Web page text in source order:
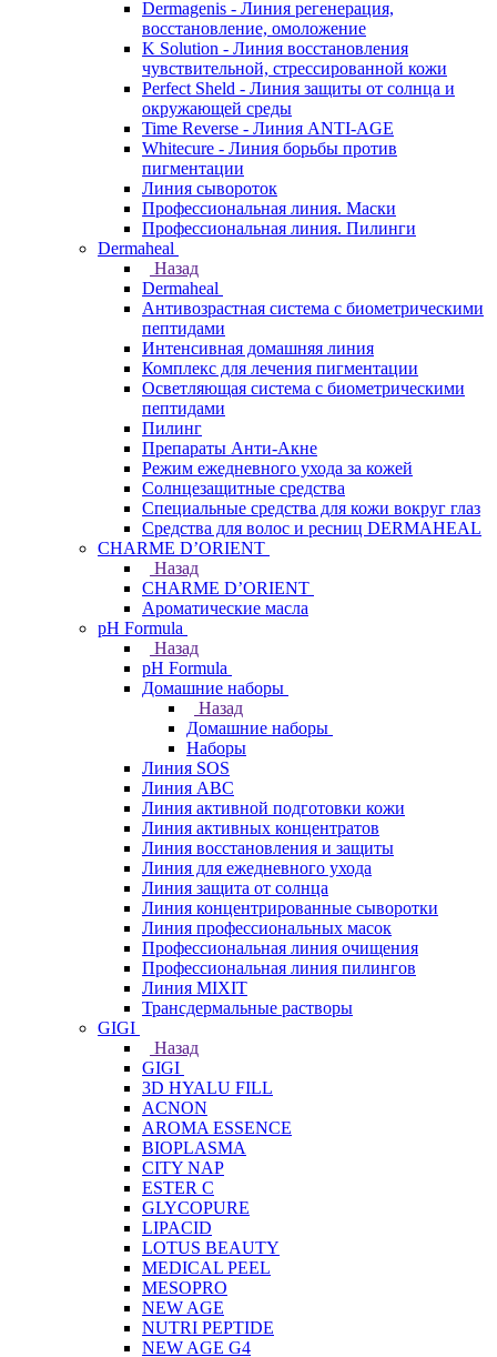
Dermagenis - Линия регенерация,
восстановление, омоложение
K Solution - Линия восстановления
чувствительной, стрессированной кожи
Perfect Sheld - Линия защиты от солнца и
окружающей среды
Time Reverse - Линия ANTI-AGE
Whitecure - Линия борьбы против
пигментации
Линия сывороток
Профессиональная линия. Маски
Профессиональная линия. Пилинги
Dermaheal
Назад
Dermaheal
Антивозрастная система с биометрическими
пептидами
Интенсивная домашняя линия
Комплекс для лечения пигментации
Осветляющая система с биометрическими
пептидами
Пилинг
Препараты Анти-Акне
Режим ежедневного ухода за кожей
Солнцезащитные средства
Специальные средства для кожи вокруг глаз
Средства для волос и ресниц DERMAHEAL
CHARME D’ORIENT
Назад
CHARME D’ORIENT
Ароматические масла
pH Formula
Назад
pH Formula
Домашние наборы
Назад
Домашние наборы
Наборы
Линия SOS
Линия АВС
Линия активной подготовки кожи
Линия активных концентратов
Линия восстановления и защиты
Линия для ежедневного ухода
Линия защита от солнца
Линия концентрированные сыворотки
Линия профессиональных масок
Профессиональная линия очищения
Профессиональная линия пилингов
Линия MIXIT
Трансдермальные растворы
GIGI
Назад
GIGI
3D HYALU FILL
ACNON
AROMA ESSENCE
BIOPLASMA
CITY NAP
ESTER C
GLYCOPURE
LIPACID
LOTUS BEAUTY
MEDICAL PEEL
MESOPRO
NEW AGE
NUTRI PEPTIDE
NEW AGE G4